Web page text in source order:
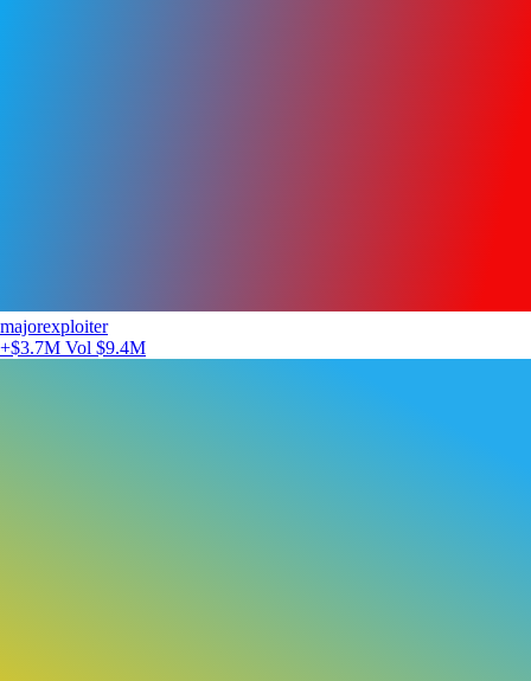
majorexploiter
+$3.7M Vol $9.4M